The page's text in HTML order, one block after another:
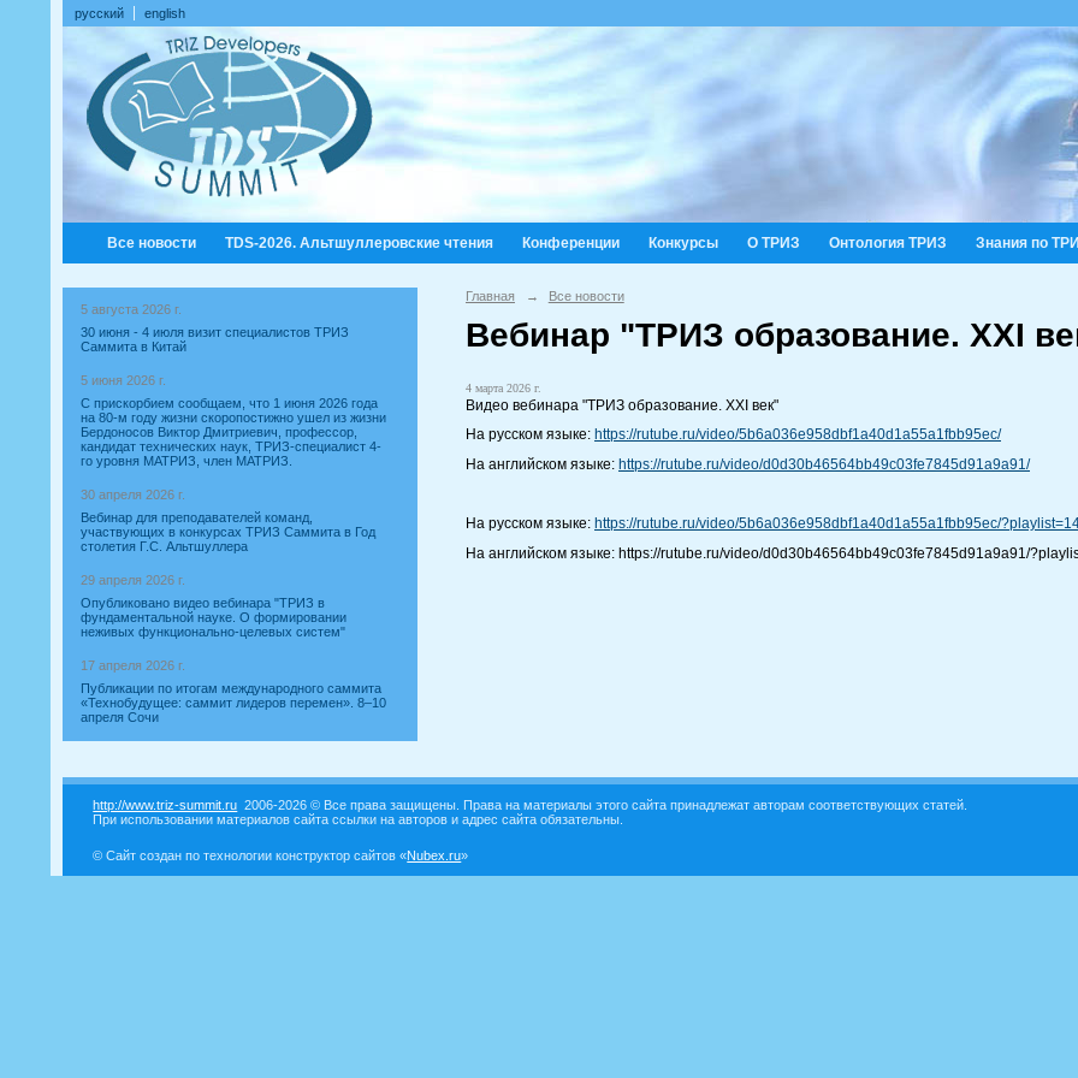
русский english
Все новости TDS-2026. Альтшуллеровские чтения Конференции Конкурсы О ТРИЗ Онтология ТРИЗ Знания по
5 августа 2026 г.
30 июня - 4 июля визит специалистов ТРИЗ
Саммита в Китай
5 июня 2026 г.
С прискорбием сообщаем, что 1 июня 2026 года
на 80-м году жизни скоропостижно ушел из жизни
Бердоносов Виктор Дмитриевич, профессор,
кандидат технических наук, ТРИЗ-специалист 4-
го уровня МАТРИЗ, член МАТРИЗ.
30 апреля 2026 г.
Вебинар для преподавателей команд,
участвующих в конкурсах ТРИЗ Саммита в Год
столетия Г.С. Альтшуллера
29 апреля 2026 г.
Опубликовано видео вебинара "ТРИЗ в
фундаментальной науке. О формировании
неживых функционально-целевых систем"
17 апреля 2026 г.
Публикации по итогам международного саммита
«Технобудущее: саммит лидеров перемен». 8–10
апреля Сочи
Главная → Все новости
Вебинар "ТРИЗ образование. XXI
4 марта 2026 г.
Видео вебинара "ТРИЗ образование. XXI век"
На русском языке: https://rutube.ru/video/5b6a036e958dbf1a40d1a55a1fbb95ec/
На английском языке: https://rutube.ru/video/d0d30b46564bb49c03fe7845d91a9a91/
На русском языке: https://rutube.ru/video/5b6a036e958dbf1a40d1a55a1fbb95ec/
На английском языке: https://rutube.ru/video/d0d30b46564bb49c03fe7845d91a9a91/
http://www.triz-summit.ru 2006-2026 © Все права защищены. Права на материалы этого сайта принадлежат авторам соответствующих статей.
При использовании материалов сайта ссылки на авторов и адрес сайта обязательны.
© Сайт создан по технологии конструктор сайтов «Nubex.ru»